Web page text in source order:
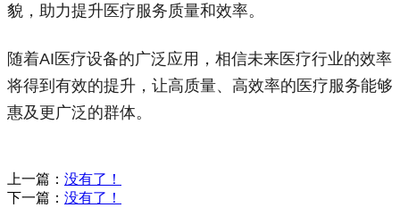
貌，助力提升医疗服务质量和效率。
随着AI医疗设备的广泛应用，相信未来医疗行业的效率
将得到有效的提升，让高质量、高效率的医疗服务能够
惠及更广泛的群体。
上一篇： 没有了！
下一篇： 没有了！